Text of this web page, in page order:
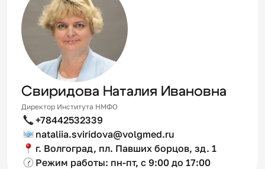
Свиридова Наталия Ивановна
Директор Института НМФО
+78442532339
nataliia.sviridova@volgmed.ru
г. Волгоград, пл. Павших борцов, зд. 1
Режим работы: пн-пт, с 9:00 до 17:00